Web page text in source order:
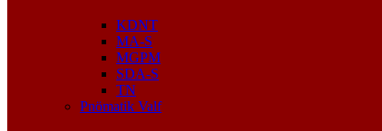
KDNT
MA-S
MGPM
SDA-S
TN
Pnömatik Valf